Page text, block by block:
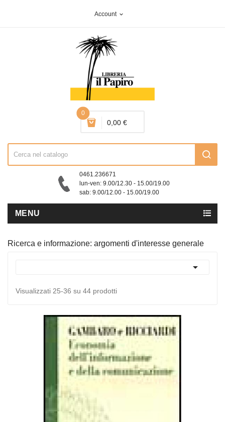
Account expand_more
0
0,00 €
0461.236671
lun-ven: 9.00/12.30 - 15.00/19.00
sab: 9.00/12.00 - 15.00/19.00
MENU
Ricerca e informazione: argomenti d'interesse generale

Visualizzati 25-36 su 44 prodotti